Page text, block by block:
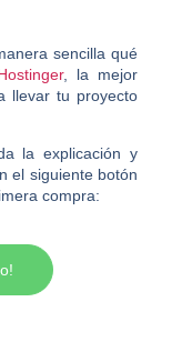
sencilla qué
, la mejor
llevar tu proyecto
la explicación y
el siguiente botón
compra: